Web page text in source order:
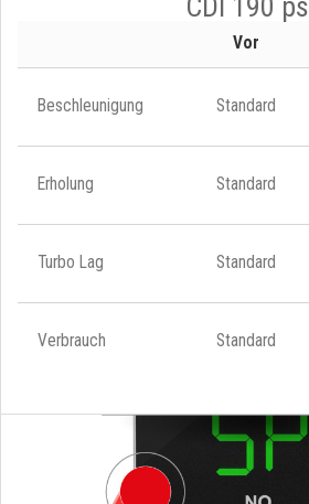
Vor
Beschleunigung Standard
Erholung Standard
Turbo Lag Standard
Verbrauch Standard